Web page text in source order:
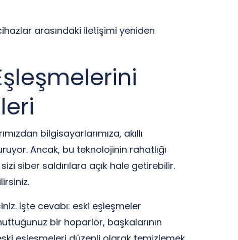
arasındaki iletişimi yeniden
bilgisayarlarımıza, akıllı
Ancak, bu teknolojinin rahatlığı
siber saldırılara açık hale getirebilir.
İşte cevabı: eski eşleşmeler
bir hoparlör, başkalarının